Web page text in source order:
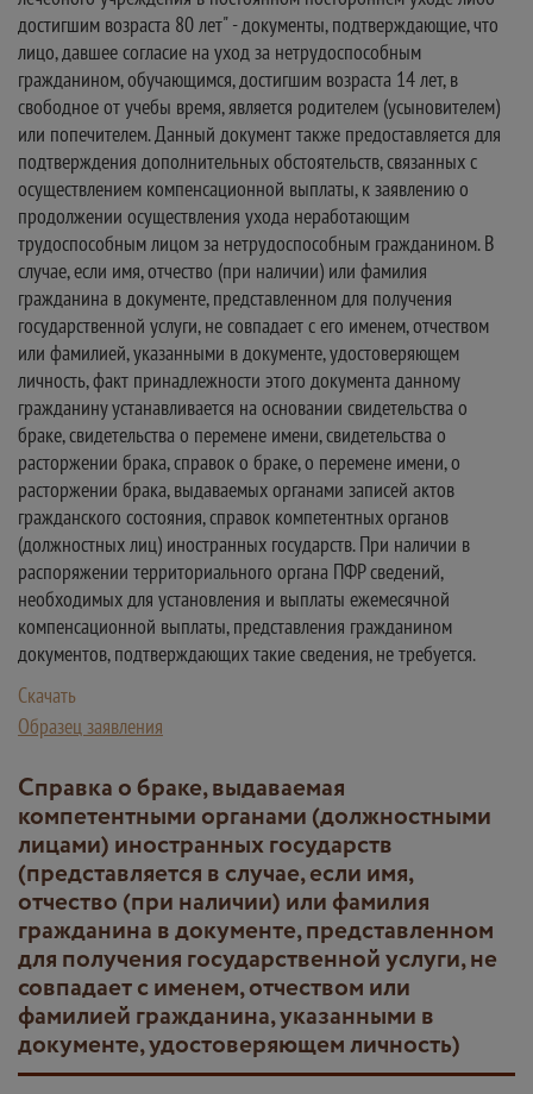
достигшим возраста 80 лет" - документы, подтверждающие, что
лицо, давшее согласие на уход за нетрудоспособным
гражданином, обучающимся, достигшим возраста 14 лет, в
свободное от учебы время, является родителем (усыновителем)
или попечителем. Данный документ также предоставляется для
подтверждения дополнительных обстоятельств, связанных с
осуществлением компенсационной выплаты, к заявлению о
продолжении осуществления ухода неработающим
трудоспособным лицом за нетрудоспособным гражданином. В
случае, если имя, отчество (при наличии) или фамилия
гражданина в документе, представленном для получения
государственной услуги, не совпадает с его именем, отчеством
или фамилией, указанными в документе, удостоверяющем
личность, факт принадлежности этого документа данному
гражданину устанавливается на основании свидетельства о
браке, свидетельства о перемене имени, свидетельства о
расторжении брака, справок о браке, о перемене имени, о
расторжении брака, выдаваемых органами записей актов
гражданского состояния, справок компетентных органов
(должностных лиц) иностранных государств. При наличии в
распоряжении территориального органа ПФР сведений,
необходимых для установления и выплаты ежемесячной
компенсационной выплаты, представления гражданином
документов, подтверждающих такие сведения, не требуется.
Скачать
Образец заявления
Справка о браке, выдаваемая
компетентными органами (должностными
лицами) иностранных государств
(представляется в случае, если имя,
отчество (при наличии) или фамилия
гражданина в документе, представленном
для получения государственной услуги, не
совпадает с именем, отчеством или
фамилией гражданина, указанными в
документе, удостоверяющем личность)